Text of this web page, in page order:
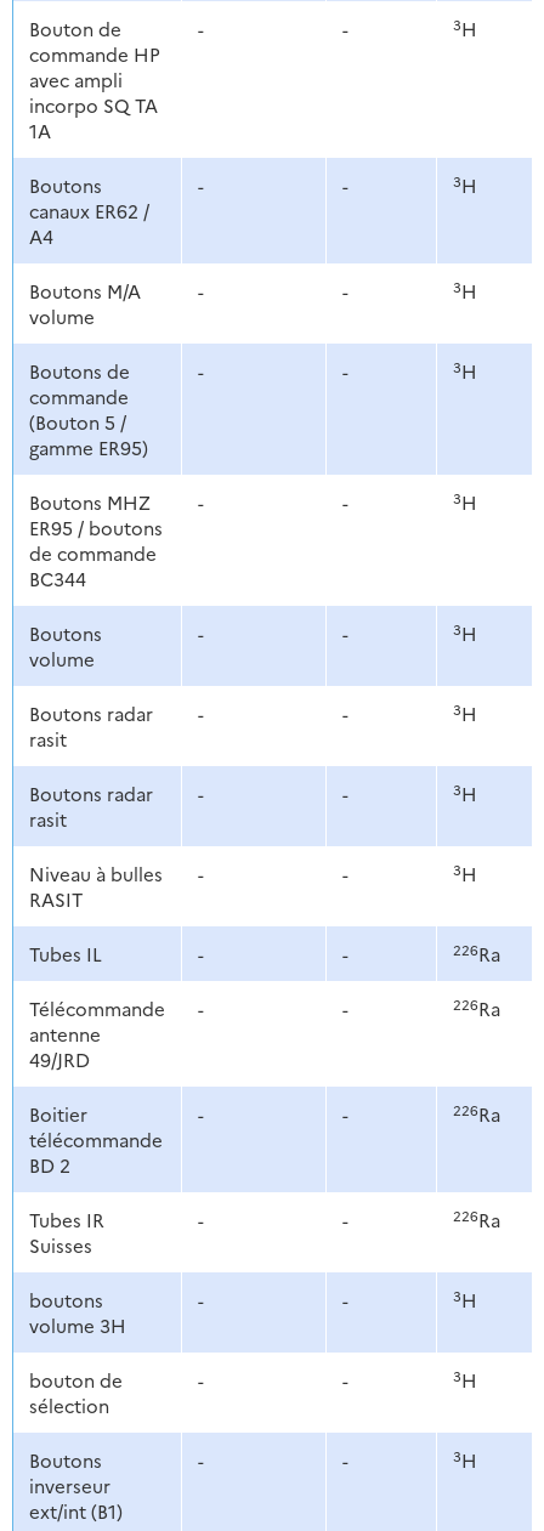
Bouton de
commande HP
avec ampli
incorpo SQ TA
1A
- - 3H
Boutons
canaux ER62 /
A4
- - 3H
Boutons M/A
volume
- - 3H
Boutons de
commande
(Bouton 5 /
gamme ER95)
- - 3H
Boutons MHZ
ER95 / boutons
de commande
BC344
- - 3H
Boutons
volume
- - 3H
Boutons radar
rasit
- - 3H
Boutons radar
rasit
- - 3H
Niveau à bulles
RASIT
- - 3H
Tubes IL - - 226Ra
Télécommande
antenne
49/JRD
- - 226Ra
Boitier
télécommande
BD 2
- - 226Ra
Tubes IR
Suisses
- - 226Ra
boutons
volume 3H
- - 3H
bouton de
sélection
- - 3H
Boutons
inverseur
ext/int (B1)
- - 3H